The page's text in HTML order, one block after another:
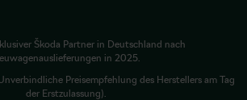
Škoda Partner in Deutschland nach
in 2025.
Preisempfehlung des Herstellers am Tag
der Erstzulassung).